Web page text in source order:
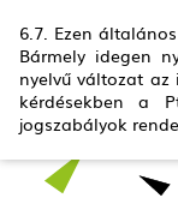
6.7. Ezen
Bármely idegen
nyelvű változat
kérdésekben a
jogszabályok